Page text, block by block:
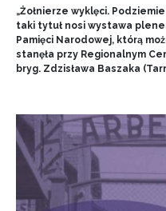
„Żołnierze wyklęci.
taki tytuł nosi wystawa
Pamięci Narodowej, którą
stanęła przy Regionalnym
bryg. Zdzisława Baszaka